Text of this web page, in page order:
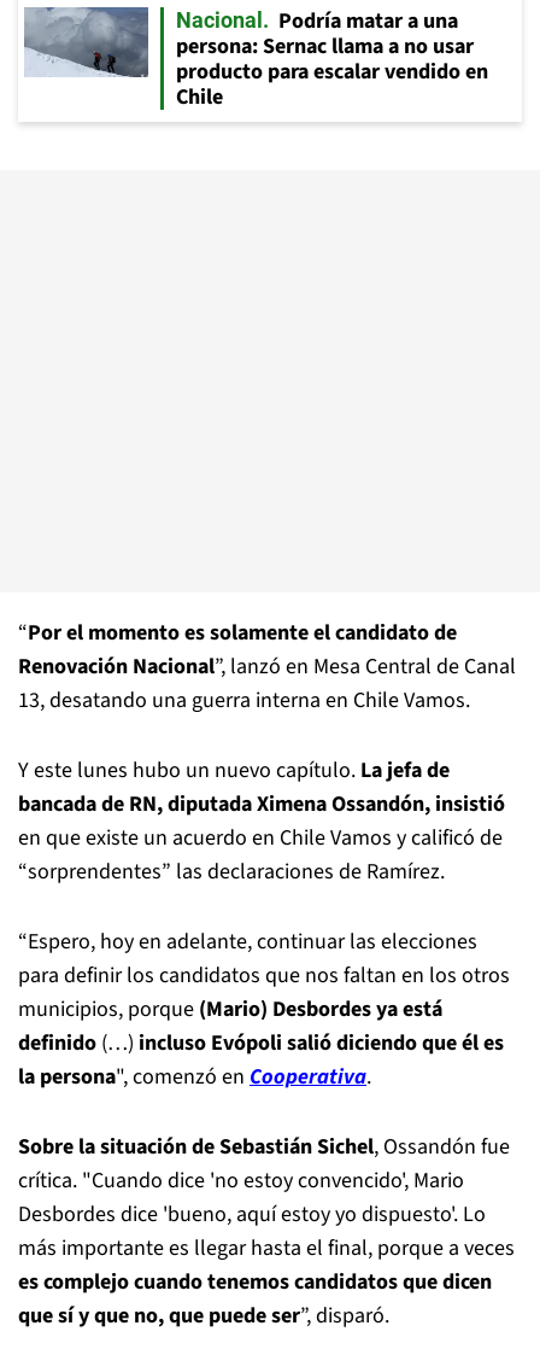
Nacional
Podría matar a una
persona: Sernac llama a no usar
producto para escalar vendido en
Chile
“Por el momento es solamente el candidato de
Renovación Nacional”, lanzó en Mesa Central de Canal
13, desatando una guerra interna en Chile Vamos.
Y este lunes hubo un nuevo capítulo. La jefa de
bancada de RN, diputada Ximena Ossandón, insistió
en que existe un acuerdo en Chile Vamos y calificó de
“sorprendentes” las declaraciones de Ramírez.
“Espero, hoy en adelante, continuar las elecciones
para definir los candidatos que nos faltan en los otros
municipios, porque (Mario) Desbordes ya está
definido (…) incluso Evópoli salió diciendo que él es
la persona", comenzó en Cooperativa.
Sobre la situación de Sebastián Sichel, Ossandón fue
crítica. "Cuando dice 'no estoy convencido', Mario
Desbordes dice 'bueno, aquí estoy yo dispuesto'. Lo
más importante es llegar hasta el final, porque a veces
es complejo cuando tenemos candidatos que dicen
que sí y que no, que puede ser”, disparó.